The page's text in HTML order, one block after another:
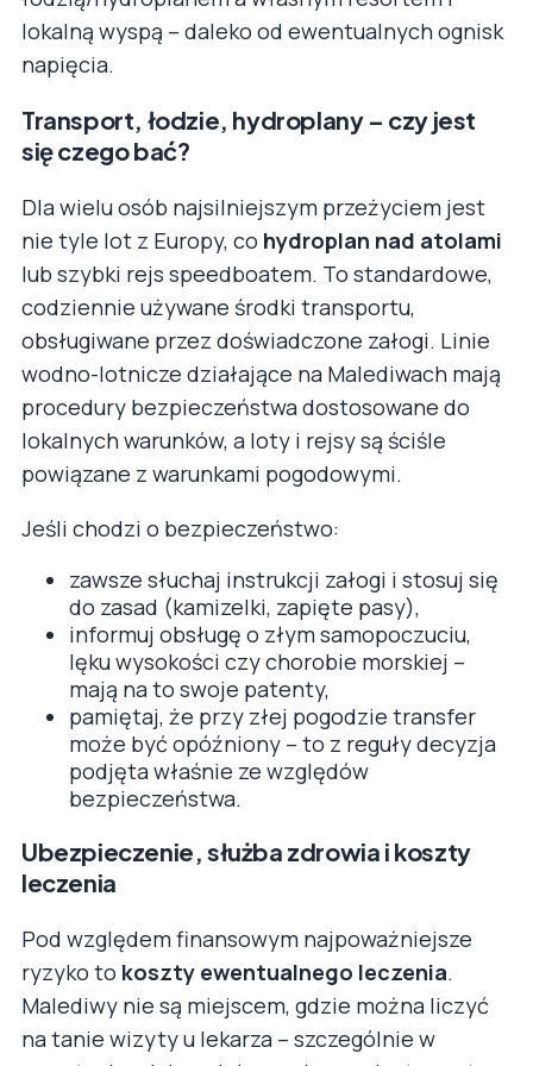
lokalną wyspą – daleko od ewentualnych ognisk
napięcia.
Transport, łodzie, hydroplany – czy jest
się czego bać?
Dla wielu osób najsilniejszym przeżyciem jest
nie tyle lot z Europy, co hydroplan nad atolami
lub szybki rejs speedboatem. To standardowe,
codziennie używane środki transportu,
obsługiwane przez doświadczone załogi. Linie
wodno-lotnicze działające na Malediwach mają
procedury bezpieczeństwa dostosowane do
lokalnych warunków, a loty i rejsy są ściśle
powiązane z warunkami pogodowymi.
Jeśli chodzi o bezpieczeństwo:
zawsze słuchaj instrukcji załogi i stosuj się
do zasad (kamizelki, zapięte pasy),
informuj obsługę o złym samopoczuciu,
lęku wysokości czy chorobie morskiej –
mają na to swoje patenty,
pamiętaj, że przy złej pogodzie transfer
może być opóźniony – to z reguły decyzja
podjęta właśnie ze względów
bezpieczeństwa.
Ubezpieczenie, służba zdrowia i koszty
leczenia
Pod względem finansowym najpoważniejsze
ryzyko to koszty ewentualnego leczenia.
Malediwy nie są miejscem, gdzie można liczyć
na tanie wizyty u lekarza – szczególnie w